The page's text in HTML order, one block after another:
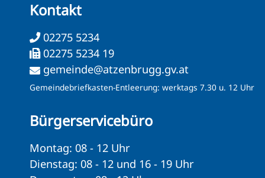
Kontakt
02275 5234
02275 5234 19
gemeinde@atzenbrugg.gv.at
Gemeindebriefkasten-Entleerung: werktags 7.30 u. 12 Uhr
Bürgerservicebüro
Montag: 08 - 12 Uhr
Dienstag: 08 - 12 und 16 - 19 Uhr